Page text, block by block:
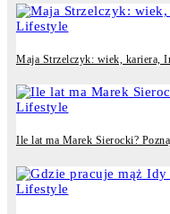
Lifestyle
Maja Strzelczyk: wiek, kariera,
Lifestyle
Ile lat ma Marek Sierocki?
Lifestyle